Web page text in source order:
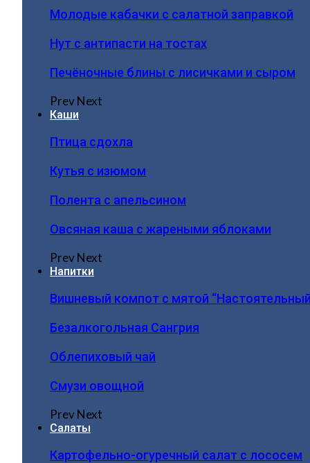
Молодые кабачки с салатной заправкой
Нут с антипасти на тостах
Печёночные блины с лисичками и сыром
PrevNext
Каши
Птица сдохла
Кутья с изюмом
Полента с апельсином
Овсяная каша с жареными яблоками
PrevNext
Напитки
Вишневый компот с мятой
Безалкогольная Сангрия
Облепиховый чай
Смузи овощной
PrevNext
Салаты
Картофельно-огуречный салат с лососем